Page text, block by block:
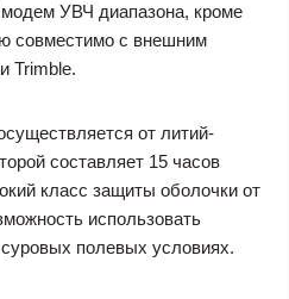
УВЧ диапазона, кроме
совместимо с внешним
Trimble.
от литий-
составляет 15 часов
класс защиты оболочки от
использовать
полевых условиях.